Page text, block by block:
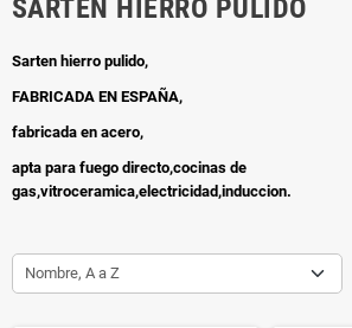
SARTEN HIERRO PULIDO
Sarten hierro pulido,
FABRICADA EN ESPAÑA,
fabricada en acero,
apta para fuego directo,cocinas de
gas,vitroceramica,electricidad,induccion.
Nombre, A a Z